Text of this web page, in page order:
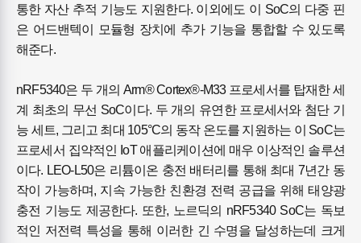
통한 자산 추적 기능도 지원한다. 이외에도 이 SoC의 다중 핀
은 어드밴텍이 모듈형 장치에 추가 기능을 통합할 수 있도록
해준다.
nRF5340은 두 개의 Arm® Cortex®-M33 프로세서를 탑재한 세
계 최초의 무선 SoC이다. 두 개의 유연한 프로세서와 첨단 기
능 세트, 그리고 최대 105°C의 동작 온도를 지원하는 이 SoC는
프로세서 집약적인 IoT 애플리케이션에 매우 이상적인 솔루션
이다. LEO-L50은 리튬이온 충전 배터리를 통해 최대 7년간 동
작이 가능하며, 지속 가능한 친환경 전력 공급을 위해 태양광
충전 기능도 제공한다. 또한, 노르딕의 nRF5340 SoC는 독보
적인 저전력 특성을 통해 이러한 긴 수명을 달성하는데 크게